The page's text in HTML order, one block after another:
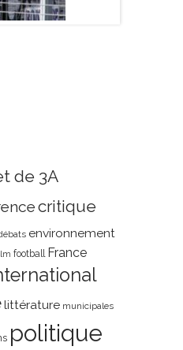
de 3A
critique
environnement
football France
littérature municipales
politique